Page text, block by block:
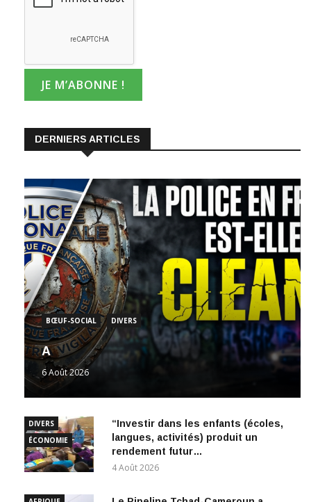
DERNIERS ARTICLES
BŒUF-SOCIAL DIVERS
A
6 Août 2026
DIVERS
ÉCONOMIE
“Investir dans les enfants (écoles,
langues, activités) produit un
rendement futur…
4 Août 2026